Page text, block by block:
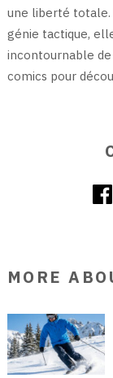
une liberté totale.
génie tactique,
incontournable
comics pour
MORE